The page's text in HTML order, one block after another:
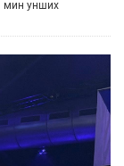
мин унших